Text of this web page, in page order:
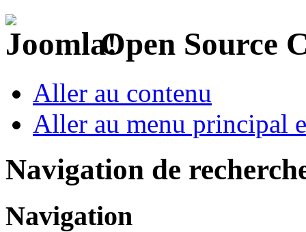
Open Source
Aller au contenu
Aller au menu principal
Navigation de
Navigation